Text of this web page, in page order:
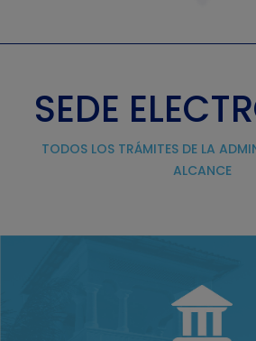
SEDE
TODOS LOS TRÁMITES DE LA
ALCANCE